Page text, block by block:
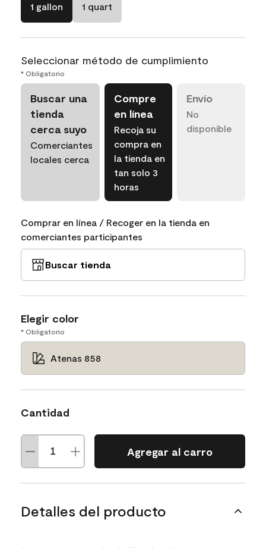
1 gallon 1 quart
Seleccionar método de cumplimiento
* Obligatorio
Buscar una
tienda
cerca suyo
Comerciantes
locales cerca
Compre
en línea
Recoja su
compra en
la tienda en
tan solo 3
horas
Envío
No
disponible
Comprar en línea / Recoger en la tienda en
comerciantes participantes
Buscar tienda
Elegir color
* Obligatorio
Atenas 858
Cantidad
Agregar al carro
Detalles del producto